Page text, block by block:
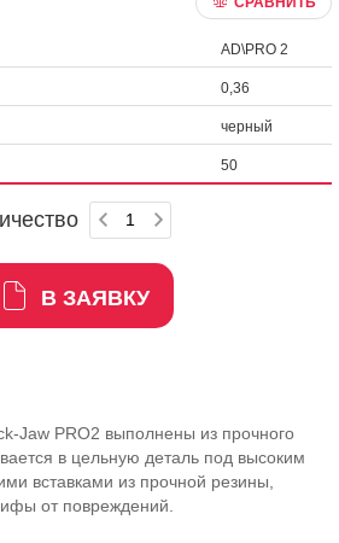
AD\PRO 2
0,36
черный
50
В ЗАЯВКУ
Jaw PRO2 выполнены из прочного
в цельную деталь под высоким
вставками из прочной резины,
от повреждений.